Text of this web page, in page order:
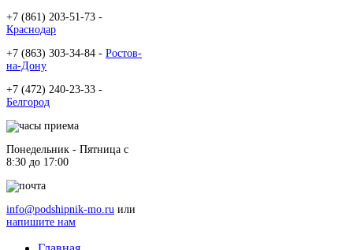
+7 (861) 203-51-73 -
Краснодар
+7 (863) 303-34-84 - Ростов-
на-Дону
+7 (472) 240-23-33 -
Белгород
Понедельник - Пятница c
8:30 до 17:00
info@podshipnik-mo.ru или
напишите нам